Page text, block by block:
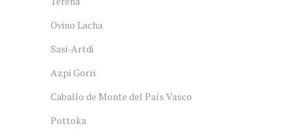
Ovino Lacha
Sasi-Artdi
Azpi Gorri
Caballo de Monte del País Vasco
Pottoka